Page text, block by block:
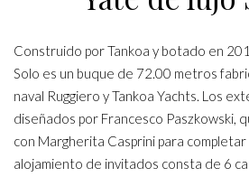
Construido por Tankoa y botado en
Solo es un buque de 72.00 metros
naval Ruggiero y Tankoa Yachts. Los
diseñados por Francesco Paszkowski,
con Margherita Casprini para
alojamiento de invitados consta de 6